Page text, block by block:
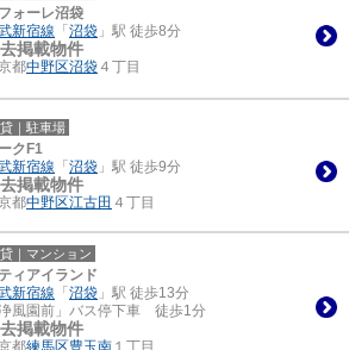
ォーレ沼袋
新宿線 「 沼袋 」駅 徒歩8分
掲載物件
都中野区沼袋 ４丁目
｜駐車場
クF1
新宿線 「 沼袋 」駅 徒歩9分
掲載物件
都中野区江古田 ４丁目
｜マンション
ィアイランド
新宿線 「 沼袋 」駅 徒歩13分
浄風園前」バス停下車 徒歩1分
掲載物件
都練馬区豊玉南 １丁目